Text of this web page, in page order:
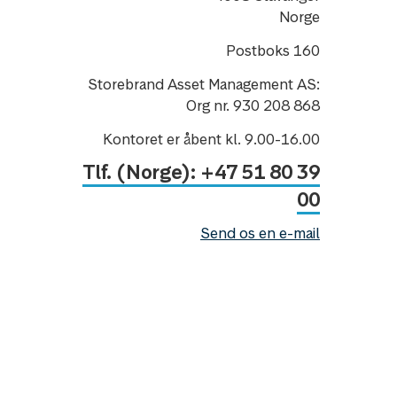
Norge
Postboks 160
Storebrand Asset Management AS:
Org nr. 930 208 868
Kontoret er åbent kl. 9.00-16.00
Tlf. (Norge): +47 51 80 39
00
Send os en e-mail